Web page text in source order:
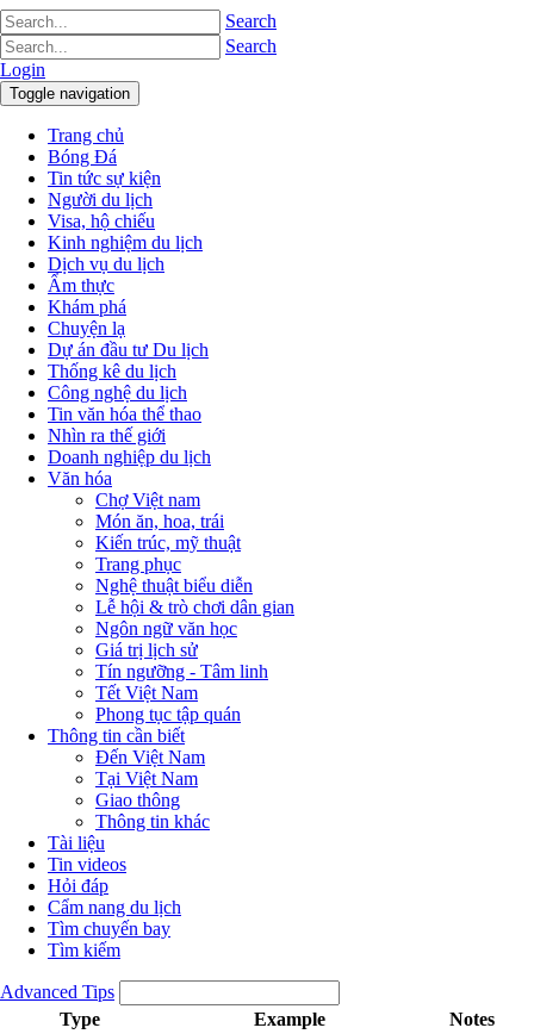
Search
Search
Login
Toggle navigation
Trang chủ
Bóng Đá
Tin tức sự kiện
Người du lịch
Visa, hộ chiếu
Kinh nghiệm du lịch
Dịch vụ du lịch
Ẩm thực
Khám phá
Chuyện lạ
Dự án đầu tư Du lịch
Thống kê du lịch
Công nghệ du lịch
Tin văn hóa thể thao
Nhìn ra thế giới
Doanh nghiệp du lịch
Văn hóa
Chợ Việt nam
Món ăn, hoa, trái
Kiến trúc, mỹ thuật
Trang phục
Nghệ thuật biểu diễn
Lễ hội & trò chơi dân gian
Ngôn ngữ văn học
Giá trị lịch sử
Tín ngưỡng - Tâm linh
Tết Việt Nam
Phong tục tập quán
Thông tin cần biết
Đến Việt Nam
Tại Việt Nam
Giao thông
Thông tin khác
Tài liệu
Tin videos
Hỏi đáp
Cẩm nang du lịch
Tìm chuyến bay
Tìm kiếm
Advanced Tips
Type
Example Notes